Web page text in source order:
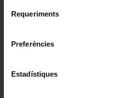
consultar laPolítica de galetes del
Requeriments
Preferències
Estadístiques
Organization and structure
Departments